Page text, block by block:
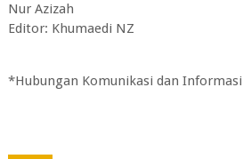
Nur Azizah
Editor: Khumaedi NZ
*Hubungan Komunikasi dan Informasi